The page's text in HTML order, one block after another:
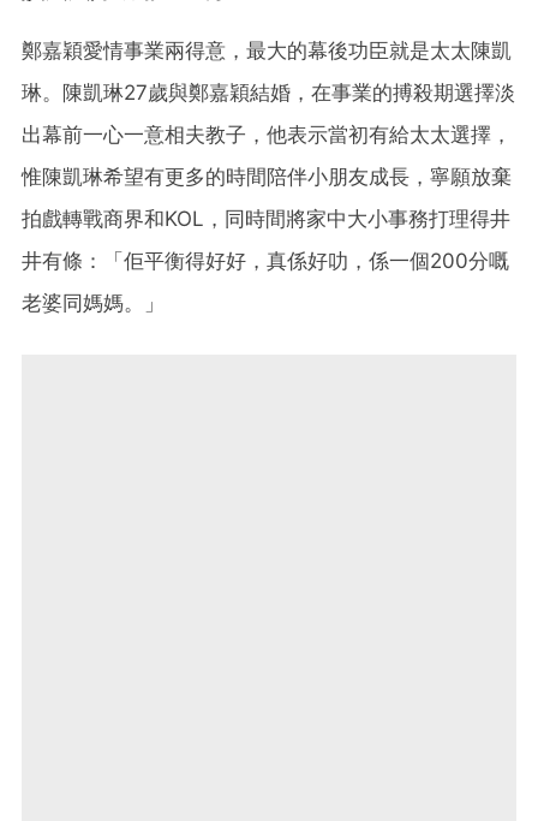
鄭嘉穎愛情事業兩得意，最大的幕後功臣就是太太陳凱
琳。陳凱琳27歲與鄭嘉穎結婚，在事業的搏殺期選擇淡
出幕前一心一意相夫教子，他表示當初有給太太選擇，
惟陳凱琳希望有更多的時間陪伴小朋友成長，寧願放棄
拍戲轉戰商界和KOL，同時間將家中大小事務打理得井
井有條：「佢平衡得好好，真係好叻，係一個200分嘅
老婆同媽媽。」